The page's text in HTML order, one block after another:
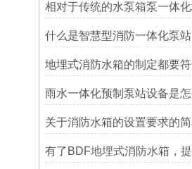
什么是智慧型消防一体化泵站